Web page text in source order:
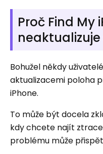
Proč Find My
Bohužel někdy
aktualizacemi poloha
iPhone.
To může být docela
kdy chcete najít
problému může